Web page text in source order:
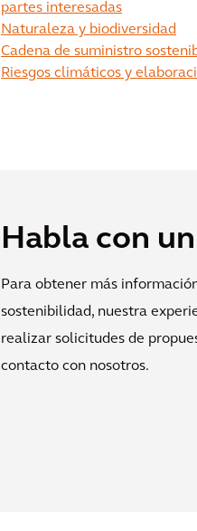
partes interesadas
Naturaleza y biodiversidad
Cadena de suministro
Riesgos climáticos y
Habla con
Para obtener más
sostenibilidad, nuestra
realizar solicitudes de
contacto con nosotros.